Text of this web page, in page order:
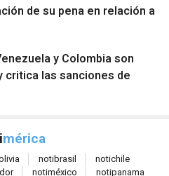
de su pena en relación a
y Colombia son
critica las sanciones de
mérica
notibrasil notichile
notiméxico notipanama